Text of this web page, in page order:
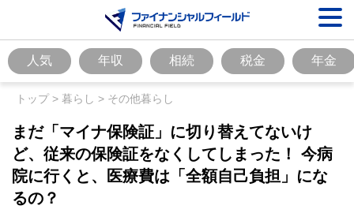
人気 年収 相続 税金 年金
トップ> 暮らし > その他暮らし
まだ「マイナ保険証」に切り替えてないけ
ど、従来の保険証をなくしてしまった！ 今病
院に行くと、医療費は「全額自己負担」にな
るの？